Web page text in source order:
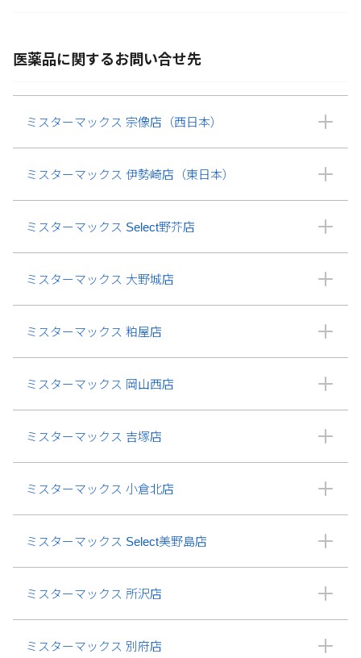
医薬品に関するお問い合せ先
ミスターマックス 宗像店（西日本）
ミスターマックス 伊勢崎店（東日本）
ミスターマックス Select野芥店
ミスターマックス 大野城店
ミスターマックス 粕屋店
ミスターマックス 岡山西店
ミスターマックス 吉塚店
ミスターマックス 小倉北店
ミスターマックス Select美野島店
ミスターマックス 所沢店
ミスターマックス 別府店